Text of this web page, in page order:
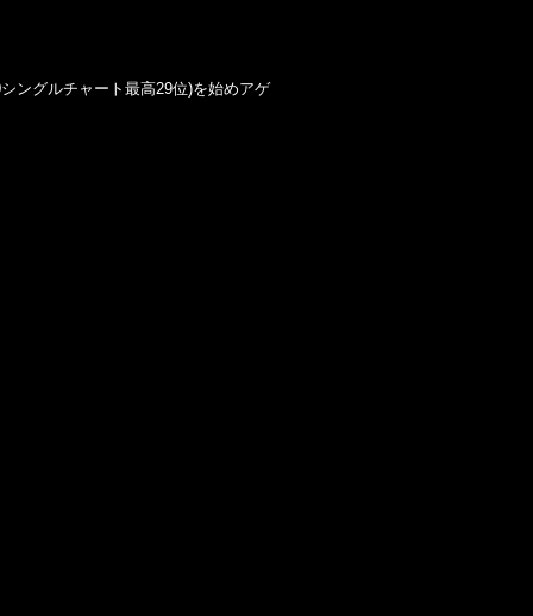
ングルチャート最高29位)を始めアゲ